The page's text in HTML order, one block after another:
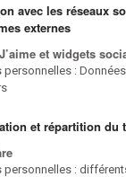
avec les réseaux
externes
et widgets
personnelles :
et répartition du
personnelles :